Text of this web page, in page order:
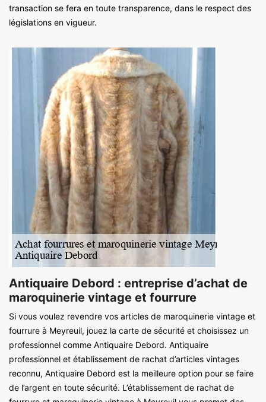
transaction se fera en toute transparence, dans le respect des
législations en vigueur.
Antiquaire Debord : entreprise d’achat de
maroquinerie vintage et fourrure
Si vous voulez revendre vos articles de maroquinerie vintage et
fourrure à Meyreuil, jouez la carte de sécurité et choisissez un
professionnel comme Antiquaire Debord. Antiquaire
professionnel et établissement de rachat d’articles vintages
reconnu, Antiquaire Debord est la meilleure option pour se faire
de l’argent en toute sécurité. L’établissement de rachat de